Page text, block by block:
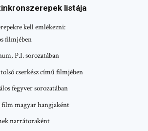
listája
kell emlékezni:
filmjében
P.I. sorozatában
cserkész című filmjében
fegyver sorozatában
film magyar hangjaként
narrátoraként